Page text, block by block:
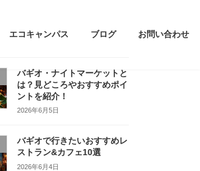
エコキャンパス ブログ お問い合わせ
バギオ・ナイトマーケットと
は？見どころやおすすめポイ
ントを紹介！
2026年6月5日
バギオで行きたいおすすめレ
ストラン&カフェ10選
2026年6月4日